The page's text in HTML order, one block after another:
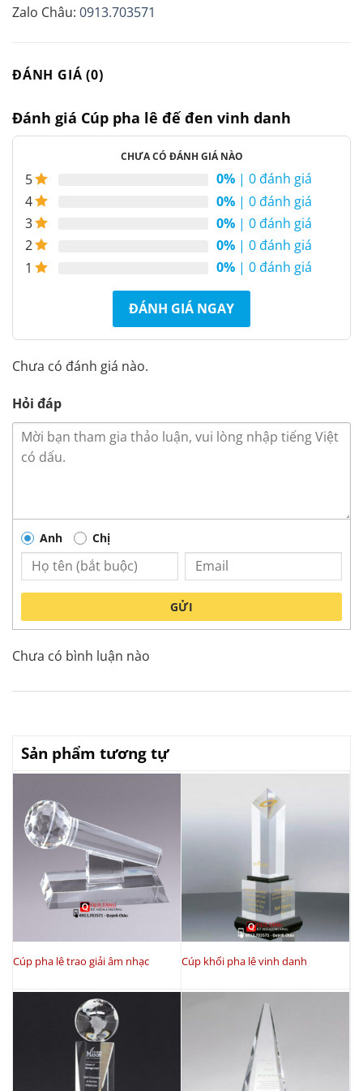
Zalo Châu: 0913.703571
ĐÁNH GIÁ (0)
Đánh giá Cúp pha lê đế đen vinh danh
CHƯA CÓ ĐÁNH GIÁ NÀO
5 0% | 0 đánh giá
4
0% | 0 đánh giá
3
0% | 0 đánh giá
2
0% | 0 đánh giá
1
0% | 0 đánh giá
ĐÁNH GIÁ NGAY
Chưa có đánh giá nào.
Hỏi đáp
Anh Chị
GỬI
Chưa có bình luận nào
Sản phẩm tương tự
Cúp pha lê trao giải âm nhạc Cúp khối pha lê vinh danh